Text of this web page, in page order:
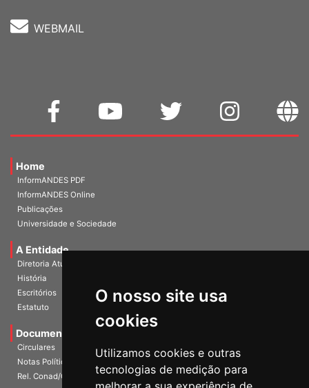
O nosso site usa
cookies
Utilizamos cookies e outras
tecnologias de medição para
WEBMAIL
Home
InformANDES PDF
InformANDES Online
Publicações
Universidade e Sociedade
A Entidade
Diretoria Atual
História
Escritórios
Estatuto
Documentos
Circulares
Notas Políticas
Rel. Conad/Congresso